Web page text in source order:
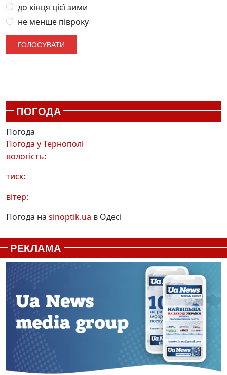
до кінця цієї зими
не менше півроку
ПОГОДА
Погода
Погода уТернополі
вологість:
тиск:
вітер:
Погода на sinoptik.ua в Одесі
РЕКЛАМА